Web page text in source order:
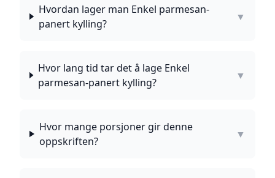
Hvordan lager man Enkel parmesan-
panert kylling?
▼
Hvor lang tid tar det å lage Enkel
parmesan-panert kylling?
▼
Hvor mange porsjoner gir denne
oppskriften?
▼